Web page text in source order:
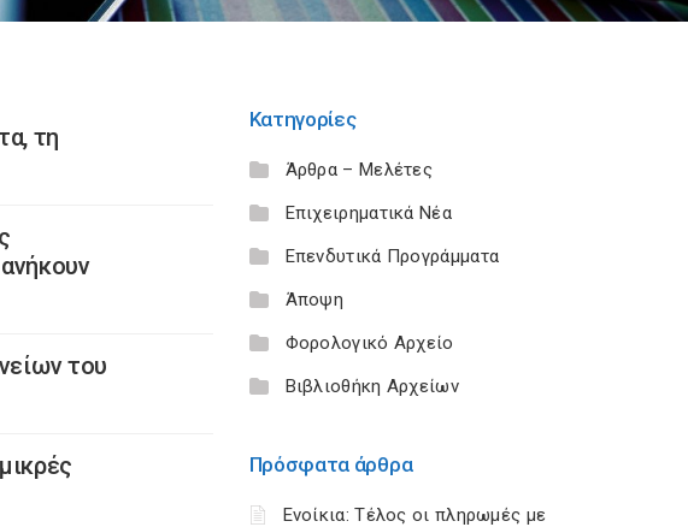
τη
του
Κατηγορίες
Άρθρα – Μελέτες
Επιχειρηματικά Νέα
Επενδυτικά Προγράμματα
Άποψη
Φορολογικό Αρχείο
Βιβλιοθήκη Αρχείων
Πρόσφατα άρθρα
Ενοίκια: Τέλος οι πληρωμές με